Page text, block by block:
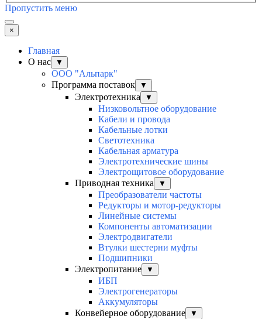
Пропустить меню
×
Главная
О нас
▼
ООО "Альпарк"
Программа поставок
▼
Электротехника ▼
Низковольтное оборудование
Кабели и провода
Кабельные лотки
Светотехника
Кабельная арматура
Электротехнические шины
Электрощитовое оборудование
Приводная техника
▼
Преобразователи частоты
Редукторы и мотор-редукторы
Линейные системы
Компоненты автоматизации
Электродвигатели
Втулки шестерни муфты
Подшипники
Электропитание
▼
ИБП
Электрогенераторы
Аккумуляторы
Конвейерное оборудование
▼